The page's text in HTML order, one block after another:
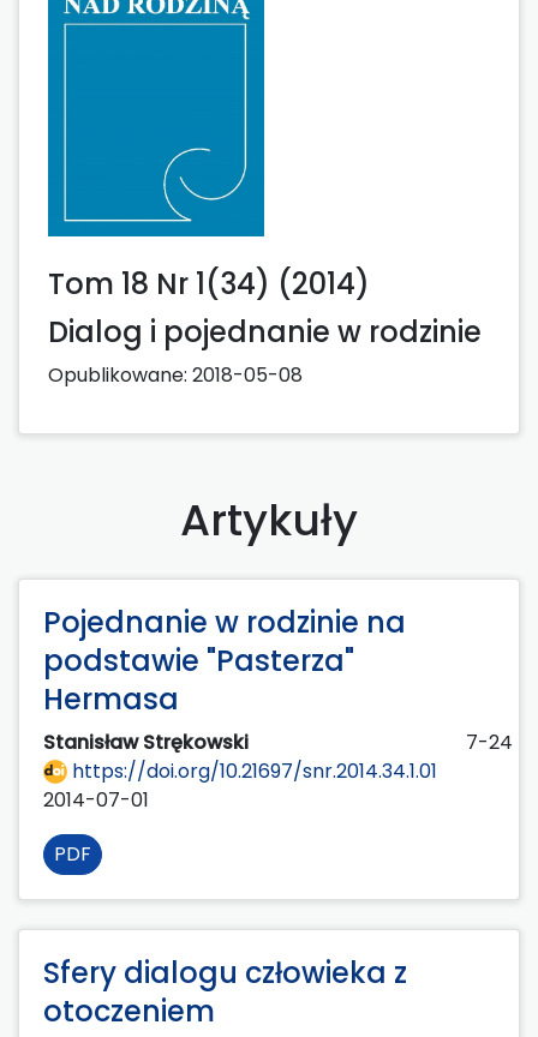
Tom 18 Nr 1(34) (2014)
Dialog i pojednanie w rodzinie
Opublikowane: 2018-05-08
Artykuły
Pojednanie w rodzinie na
podstawie "Pasterza"
Hermasa
Stanisław Strękowski
7-24
https://doi.org/10.21697/snr.2014.34.1.01
2014-07-01
PDF
Sfery dialogu człowieka z
otoczeniem